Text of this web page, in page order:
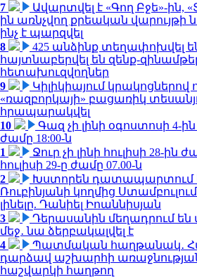
7
Ավարտվել է «Գող Բջե»-ին,
ին առնչվող քրեական վարույթի
ինչ է պարզվել
8
425 անձինք տեղափոխվել
հայտնաբերվել են զենք-
հետախուզվողներ
9
Կիլիկիայում կրակոցներով
«ռազբորկայի» բացառիկ
հրապարակվել
10
Գազ չի լինի օգոստոսի 4-
ժամը 18:00-ն
1
Ջուր չի լինի հուլիսի 28-ին
հուլիսի 29-ը ժամը 07.00-ն
2
Խստորեն դատապարտում
Ռուբինյանի կողմից
լինելը. Դանիել Իոաննիսյան
3
Դերասանին մեղադրում
մեջ․ նա ձերբակալվել է
4
Պատմական հաղթանակ․
դարձավ աշխարհի
հաշվարկի հաղթող